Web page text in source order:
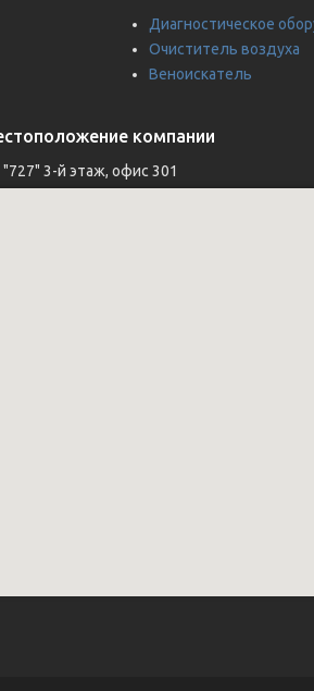
Диагностическое
Очиститель воздуха
Веноискатель
компании
3-й этаж, офис 301